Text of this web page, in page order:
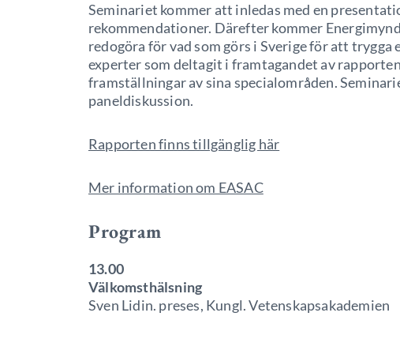
Seminariet kommer att inledas med en
rekommendationer. Därefter kommer
redogöra för vad som görs i Sverige för att trygga
experter som deltagit i framtagandet av
framställningar av sina specialområden.
paneldiskussion.
Rapporten finns tillgänglig här
Mer information om EASAC
Program
13.00
Välkomsthälsning
Sven Lidin. preses, Kungl. Vetenskapsakademien